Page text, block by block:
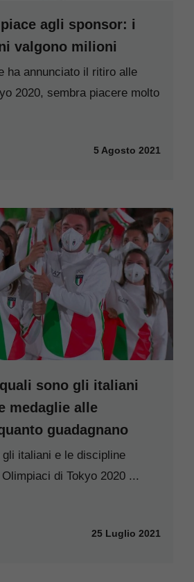
agli sponsor: i
valgono milioni
ha annunciato il ritiro alle
2020, sembra piacere molto
5 Agosto 2021
sono gli italiani
medaglie alle
guadagnano
italiani e le discipline
di Tokyo 2020 ...
25 Luglio 2021